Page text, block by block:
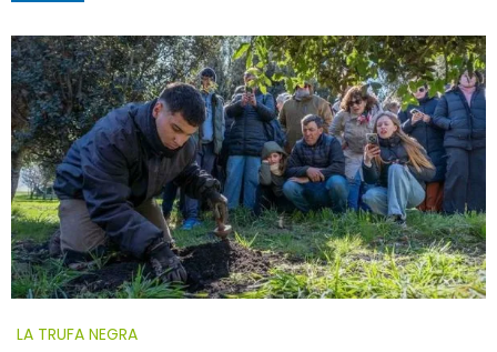
LA TRUFA NEGRA